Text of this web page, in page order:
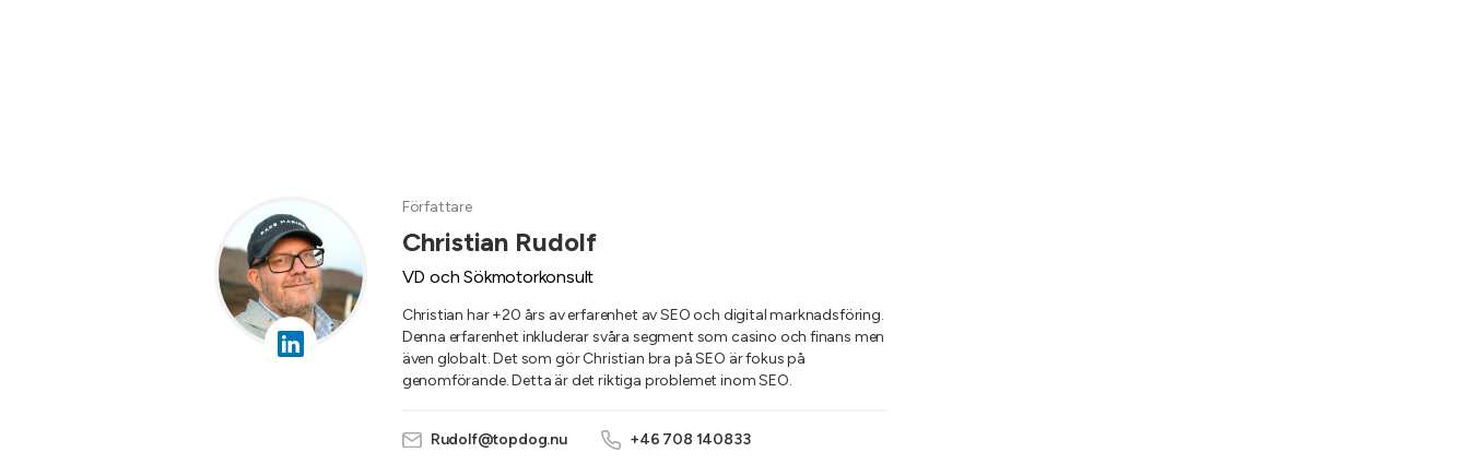
Författare
Christian Rudolf
VD och Sökmotorkonsult
Christian har +20 års av erfarenhet av SEO och digital marknadsföring.
Denna erfarenhet inkluderar svåra segment som casino och finans men
även globalt. Det som gör Christian bra på SEO är fokus på
genomförande. Detta är det riktiga problemet inom SEO.
Rudolf@topdog.nu +46 708 140833